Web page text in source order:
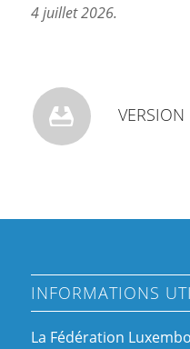
4 juillet 2026.
VERSION
INFORMATIONS
La Fédération